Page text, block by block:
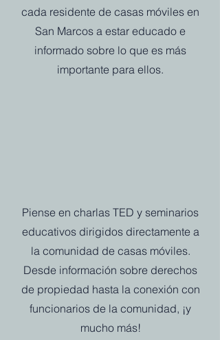
cada residente de casas móviles en
San Marcos a estar educado e
informado sobre lo que es más
importante para ellos.
Piense en charlas TED y seminarios
educativos dirigidos directamente a
la comunidad de casas móviles.
Desde información sobre derechos
de propiedad hasta la conexión con
funcionarios de la comunidad, ¡y
mucho más!